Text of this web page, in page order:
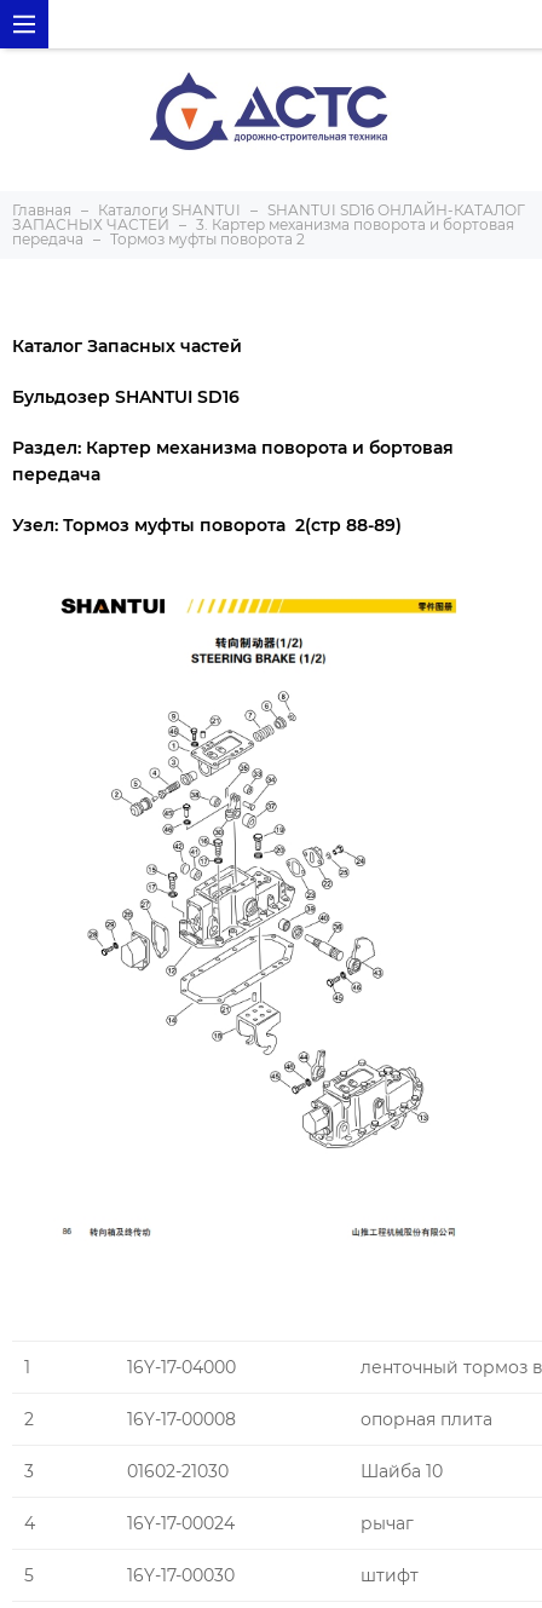
Главная Каталоги SHANTUI
SHANTUI SD16 ОНЛАЙН-КАТАЛОГ
ЗАПАСНЫХ ЧАСТЕЙ
3. Картер механизма поворота и бортовая
передача
Тормоз муфты поворота 2
Каталог Запасных частей
Бульдозер SHANTUI SD16
Раздел: Картер механизма поворота и бортовая
передача
Узел: Тормоз муфты поворота 2(стр 88-89)
1 16Y-17-04000 ленточный тормоз
2 16Y-17-00008 опорная плита
3 01602-21030 Шайба 10
4 16Y-17-00024 рычаг
5 16Y-17-00030 штифт